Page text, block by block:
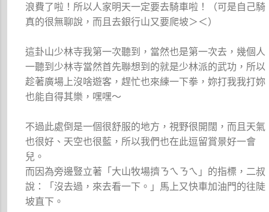
浪費了啦！所以人家明天一定要去騎車啦！（可是自己騎
真的很無聊說，而且去銀行山又要爬坡＞＜）
這卦山少林寺我第一次聽到，當然也是第一次去，幾個人
一聽到少林寺當然首先聯想到的就是少林派的武功，所以
趁著廣場上沒啥遊客，趕忙也來練一下拳，妳打我我打妳
也能自得其樂，嘿嘿～
不過此處倒是一個很舒服的地方，視野很開闊，而且天氣
也很好、天空也很藍，所以我們也在此逗留賞景好一會
兒。
而因為旁邊豎立著「大山牧場擠ㄋㄟㄋㄟ」的指標，二叔
說：「沒去過，來去看一下。」馬上又快車加油門的往陡
坡直下。